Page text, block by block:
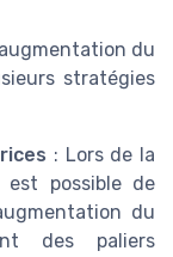
du
stratégies
: Lors de la
possible de
du
des paliers